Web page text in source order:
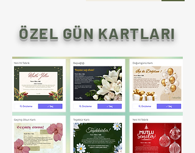
ÖZEL GÜN KARTLARI